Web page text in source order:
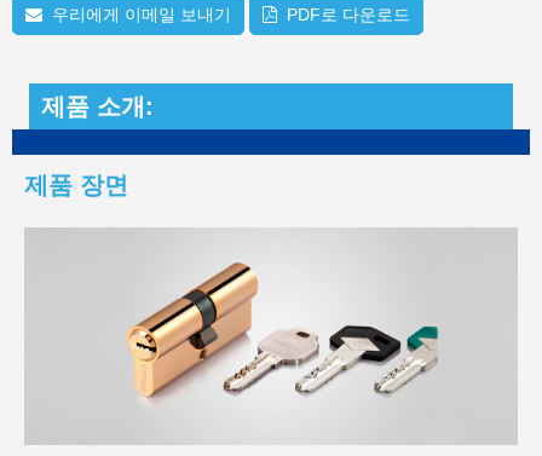
우리에게 이메일 보내기 PDF로 다운로드
제품 소개:
제품 장면